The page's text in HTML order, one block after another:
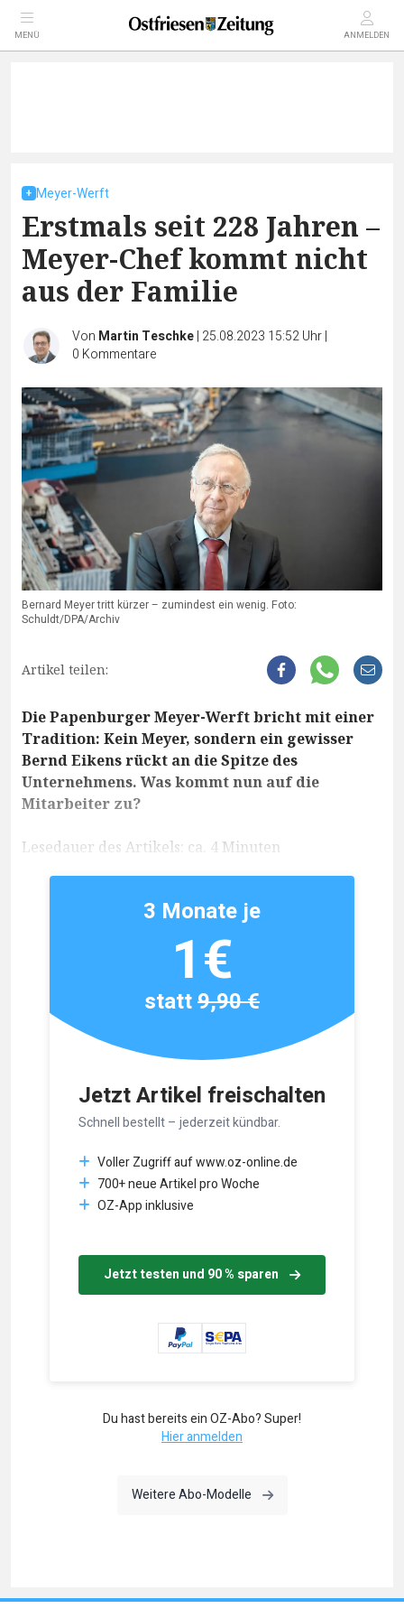
MENÜ ANMELDEN
Meyer-Werft
Erstmals seit 228 Jahren –
Meyer-Chef kommt nicht
aus der Familie
Von Martin Teschke| 25.08.2023 15:52 Uhr|
0 Kommentare
Bernard Meyer tritt kürzer – zumindest ein wenig. Foto:
Schuldt/DPA/Archiv
Artikel teilen:
Die Papenburger Meyer-Werft bricht mit einer
Tradition: Kein Meyer, sondern ein gewisser
Bernd Eikens rückt an die Spitze des
Unternehmens. Was kommt nun auf die
Mitarbeiter zu?
Lesedauer des Artikels: ca. 4 Minuten
Jetzt Artikel freischalten
Schnell bestellt – jederzeit kündbar.
Voller Zugriff auf www.oz-online.de
700+ neue Artikel pro Woche
OZ-App inklusive
Jetzt testen und 90 % sparen
3 Monate je
1€
statt9,90 €
Du hast bereits ein OZ-Abo? Super!
Hier anmelden
Weitere Abo-Modelle